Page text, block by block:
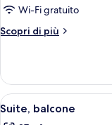
Grand,
piscina
Wi-Fi gratuito
Scopri di più
Altri
Grand,
vista
piscina
Apri
tutte
21
Suite, balcone